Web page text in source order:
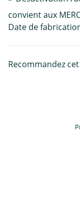
convient aux
Date de
Recommandez